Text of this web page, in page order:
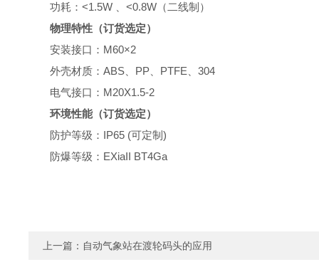
功耗： <1.5W <0.8W （二线制）
物理特性 （订货选定）
安装接口：M60×2
外壳材质： ABS PP PTFE
304
电气接口： M20X1.5-2
环境性能（订货选定）
防护等级：IP65 (可定制)
防爆等级：EXiaII BT4Ga
上一篇： 自动气象站在渡轮码头的应用